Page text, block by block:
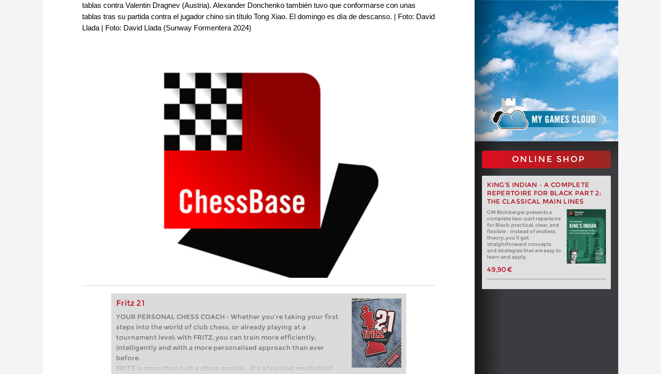
tablas contra Valentin Dragnev (Austria). Alexander Donchenko también tuvo que conformarse con unas
tablas tras su partida contra el jugador chino sin título Tong Xiao. El domingo es día de descanso. | Foto: David
Llada | Foto: David Llada (Sunway Formentera 2024)
Fritz 21
YOUR PERSONAL CHESS COACH - Whether you’re taking your first
steps into the world of club chess, or already playing at a
tournament level: with FRITZ, you can train more efficiently,
intelligently and with a more personalised approach than ever
before.
FRITZ is more than just a chess engine – it’s a training revolution!
ONLINE SHOP
KING'S INDIAN – A COMPLETE
REPERTOIRE FOR BLACK PART 2:
THE CLASSICAL MAIN LINES
GM Blohberger presents a
complete two-part repertoire
for Black: practical, clear, and
flexible – instead of endless
theory, you’ll get
straightforward concepts
and strategies that are easy to
learn and apply.
49,90 €